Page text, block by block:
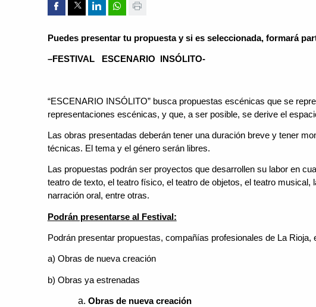
Compartir por Facebook
Compartir por Twitter
Compartir por Linkedin
Compartir por whatsapp
Puedes presentar tu propuesta y si es seleccionada, formará
–FESTIVAL ESCENARIO INSÓLITO-
“ESCENARIO INSÓLITO” busca propuestas escénicas que se
representaciones escénicas, y que, a ser posible, se derive el
Las obras presentadas deberán tener una duración breve y tener
técnicas. El tema y el género serán libres.
Las propuestas podrán ser proyectos que desarrollen su labor en
teatro de texto, el teatro físico, el teatro de objetos, el teatro
narración oral, entre otras.
Podrán presentarse al Festival:
Podrán presentar propuestas, compañías profesionales de La
a) Obras de nueva creación
b) Obras ya estrenadas
Obras de nueva creación